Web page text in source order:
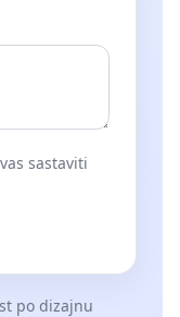
sastaviti
po dizajnu